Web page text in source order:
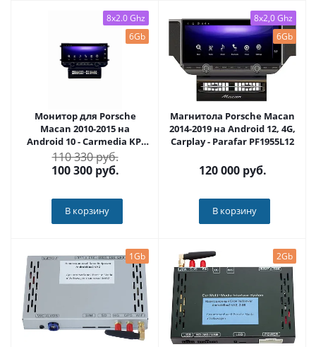
8x2.0 Ghz
6Gb
Монитор для Porsche
Macan 2010-2015 на
Android 10 - Carmedia KP-
P1202
110 330 руб.
100 300руб.
В корзину
8x2,0 Ghz
6Gb
Магнитола Porsche Macan
2014-2019 на Android 12, 4G,
Carplay - Parafar PF1955L12
120 000руб.
В корзину
1Gb 2Gb